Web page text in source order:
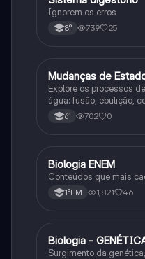
Ignorem os erros
8° 739 25
MCiência
Mudanças de
Explore os processos
água: fusão, ebulição,
sublimação.
6° 702 0
Ciência
Biologia ENEM
Conteúdos que mais
1°EM 1,821 46
Ciência
Biologia -
Surgimento da